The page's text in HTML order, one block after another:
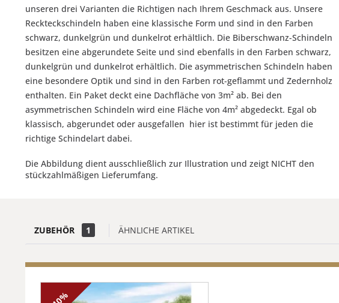
unseren drei Varianten die Richtigen nach Ihrem Geschmack aus. Unsere
Reckteckschindeln haben eine klassische Form und sind in den Farben
schwarz, dunkelgrün und dunkelrot erhältlich. Die Biberschwanz-Schindeln
besitzen eine abgerundete Seite und sind ebenfalls in den Farben schwarz,
dunkelgrün und dunkelrot erhältlich. Die asymmetrischen Schindeln haben
eine besondere Optik und sind in den Farben rot-geflammt und Zedernholz
enthalten. Ein Paket deckt eine Dachfläche von 3m² ab. Bei den
asymmetrischen Schindeln wird eine Fläche von 4m² abgedeckt. Egal ob
klassisch, abgerundet oder ausgefallen  hier ist bestimmt für jeden die
richtige Schindelart dabei.
Die Abbildung dient ausschließlich zur Illustration und zeigt NICHT den
stückzahlmäßigen Lieferumfang.
ZUBEHÖR 1 ÄHNLICHE ARTIKEL